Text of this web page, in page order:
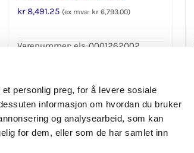
personlig preg, for å levere sosiale
informasjon om hvordan du bruker
og analysearbeid, som kan
for dem, eller som de har samlet inn
kr8,491.25 (ex mva: kr 6,793.00)
Varenummer: els-0001262002